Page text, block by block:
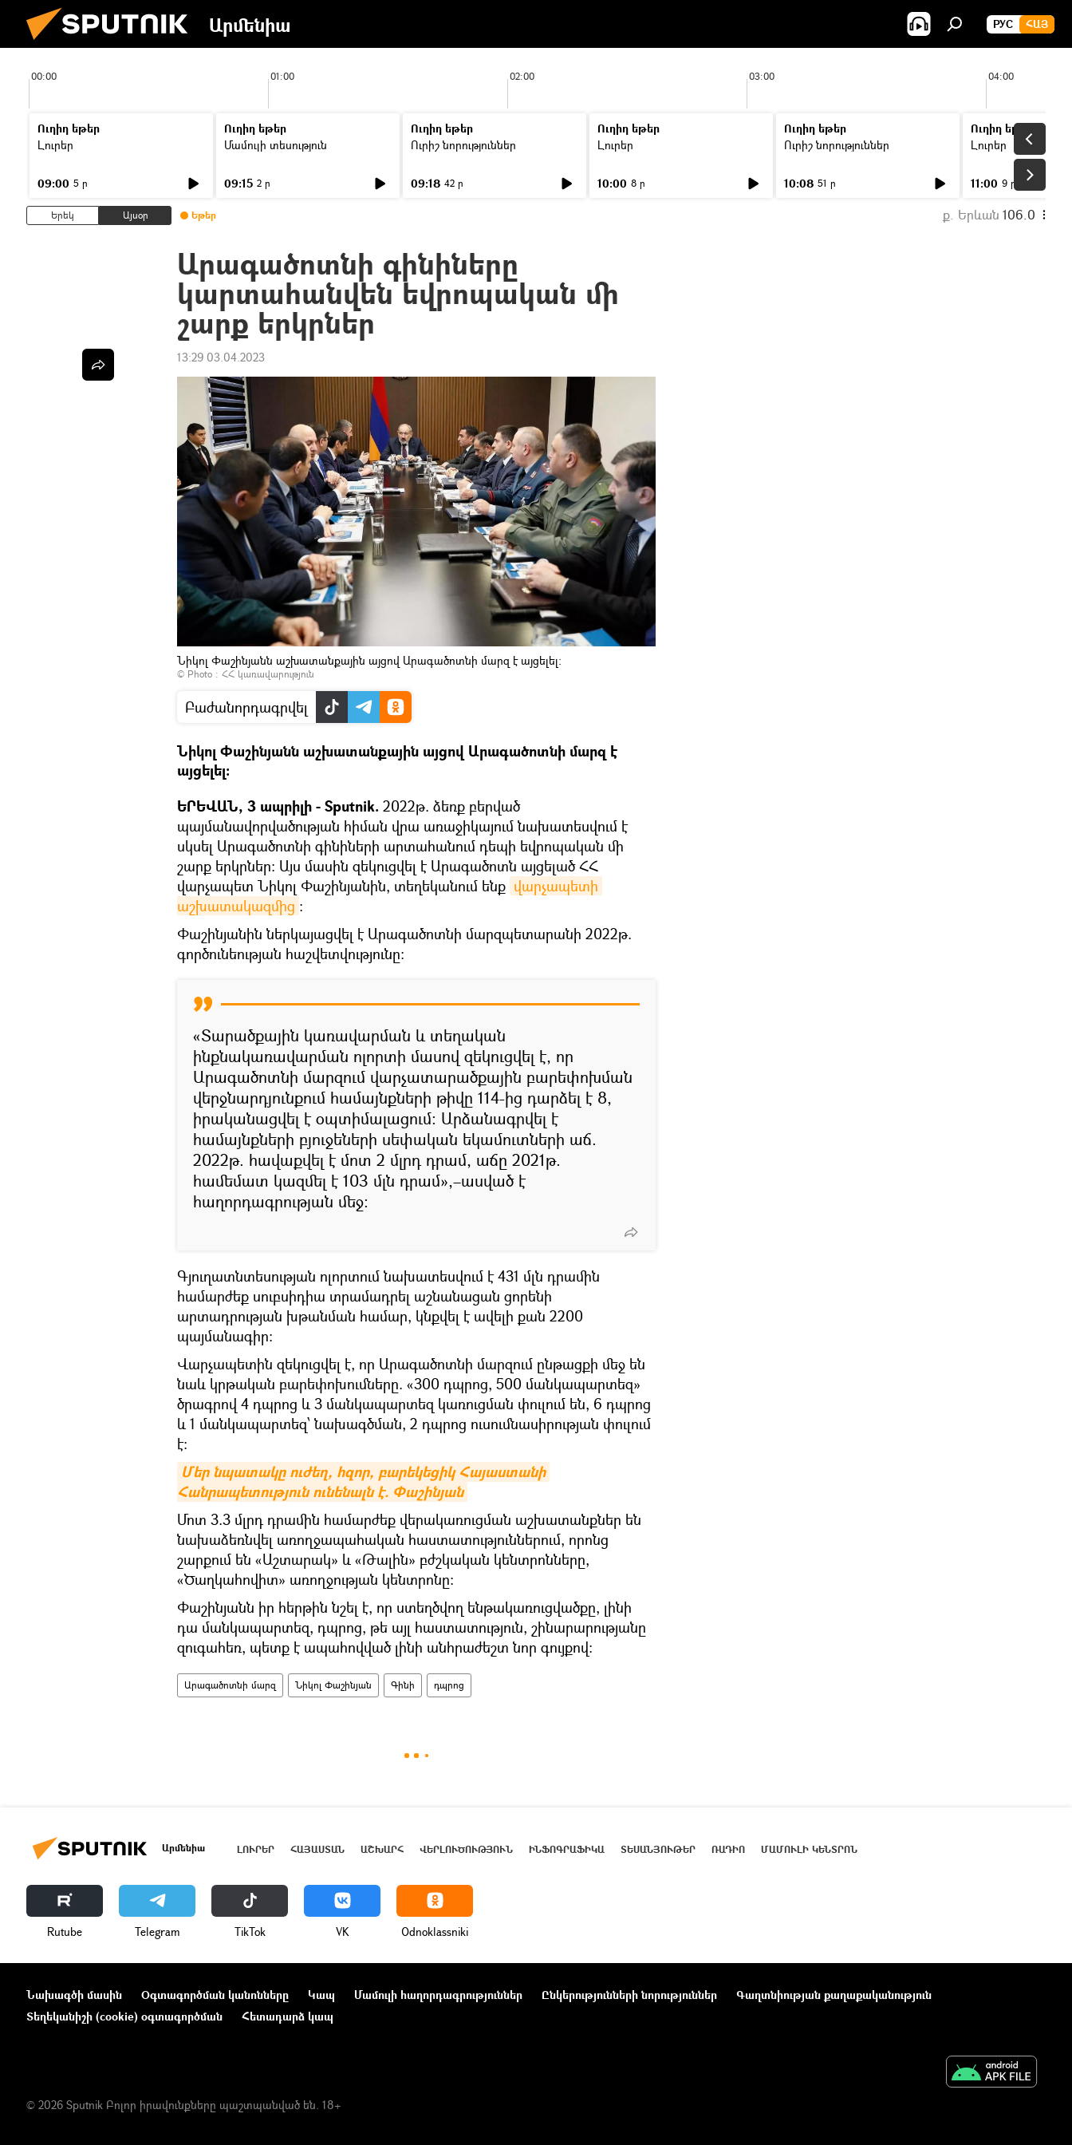
Արմենիա РУС ՀԱՅ
00:00 01:00 02:00 03:00 04:00
Ուղիղ եթեր
Լուրեր
09:00 5 ր
Ուղիղ եթեր
Մամուլի տեսություն
09:15 2 ր
Ուղիղ եթեր
Ուրիշ նորություններ
09:18 42 ր
Ուղիղ եթեր
Լուրեր
10:00 8 ր
Ուղիղ եթեր
Ուրիշ նորություններ
10:08 51 ր
Ուղիղ եթեր
Լուրեր
11:00 9 ր
Երեկ Այսօր Եթեր ք. Երևան 106.0
Արագածոտնի գինիները
կարտահանվեն եվրոպական մի
շարք երկրներ
13:29 03.04.2023
Նիկոլ Փաշինյանն աշխատանքային այցով Արագածոտնի մարզ է այցելել։
© Photo : ՀՀ կառավարություն
Բաժանորդագրվել
Նիկոլ Փաշինյանն աշխատանքային այցով Արագածոտնի մարզ է
այցելել։
ԵՐԵՎԱՆ, 3 ապրիլի - Sputnik. 2022թ. ձեռք բերված
պայմանավորվածության հիման վրա առաջիկայում նախատեսվում է
սկսել Արագածոտնի գինիների արտահանում դեպի եվրոպական մի
շարք երկրներ: Այս մասին զեկուցվել է Արագածոտն այցելած ՀՀ
վարչապետ Նիկոլ Փաշինյանին, տեղեկանում ենք վարչապետի
աշխատակազմից ։
Փաշինյանին ներկայացվել է Արագածոտնի մարզպետարանի 2022թ.
գործունեության հաշվետվությունը:
«Տարածքային կառավարման և տեղական
ինքնակառավարման ոլորտի մասով զեկուցվել է, որ
Արագածոտնի մարզում վարչատարածքային բարեփոխման
վերջնարդյունքում համայնքների թիվը 114-ից դարձել է 8,
իրականացվել է օպտիմալացում: Արձանագրվել է
համայնքների բյուջեների սեփական եկամուտների աճ.
2022թ. հավաքվել է մոտ 2 մլրդ դրամ, աճը 2021թ.
համեմատ կազմել է 103 մլն դրամ»,–ասված է
հաղորդագրության մեջ։
Գյուղատնտեսության ոլորտում նախատեսվում է 431 մլն դրամին
համարժեք սուբսիդիա տրամադրել աշնանացան ցորենի
արտադրության խթանման համար, կնքվել է ավելի քան 2200
պայմանագիր:
Վարչապետին զեկուցվել է, որ Արագածոտնի մարզում ընթացքի մեջ են
նաև կրթական բարեփոխումները. «300 դպրոց, 500 մանկապարտեզ»
ծրագրով 4 դպրոց և 3 մանկապարտեզ կառուցման փուլում են, 6 դպրոց
և 1 մանկապարտեզ՝ նախագծման, 2 դպրոց ուսումնասիրության փուլում
է:
Մեր նպատակը ուժեղ, հզոր, բարեկեցիկ Հայաստանի
Հանրապետություն ունենալն է. Փաշինյան
Մոտ 3.3 մլրդ դրամին համարժեք վերակառուցման աշխատանքներ են
նախաձեռնվել առողջապահական հաստատություններում, որոնց
շարքում են «Աշտարակ» և «Թալին» բժշկական կենտրոնները,
«Ծաղկահովիտ» առողջության կենտրոնը:
Փաշինյանն իր հերթին նշել է, որ ստեղծվող ենթակառուցվածքը, լինի
դա մանկապարտեզ, դպրոց, թե այլ հաստատություն, շինարարությանը
զուգահեռ, պետք է ապահովված լինի անհրաժեշտ նոր գույքով:
Արագածոտնի մարզ Նիկոլ Փաշինյան Գինի դպրոց
Արմենիա ԼՈՒՐԵՐ ՀԱՅԱՍՏԱՆ ԱՇԽԱՐՀ ՎԵՐԼՈՒԾՈՒԹՅՈՒՆ ԻՆՖՈԳՐԱՖԻԿԱ ՏԵՍԱՆՅՈՒԹԵՐ ՌԱԴԻՈ ՄԱՄՈՒԼԻ ԿԵՆՏՐՈՆ
Rutube Telegram ТikТоk VK Odnoklassniki
Նախագծի մասին Օգտագործման կանոնները Կապ Մամուլի հաղորդագրություններ Ընկերությունների նորություններ
Գաղտնիության քաղաքականություն
Տեղեկանիշի (cookie) օգտագործման
Հետադարձ կապ
© 2026 Sputnik Բոլոր իրավունքները պաշտպանված են. 18+